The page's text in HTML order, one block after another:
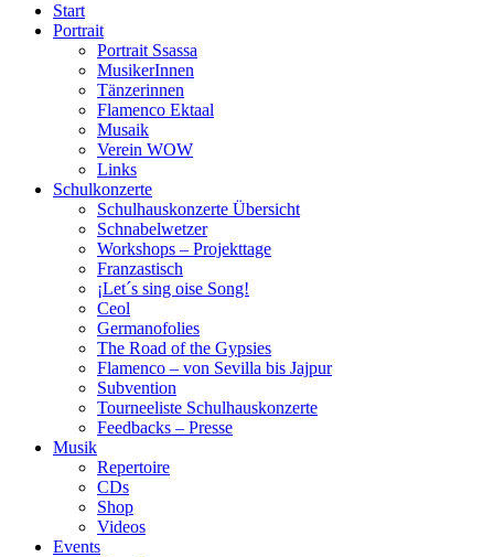
Start
Portrait
Portrait Ssassa
MusikerInnen
Tänzerinnen
Flamenco Ektaal
Musaik
Verein WOW
Links
Schulkonzerte
Schulhauskonzerte Übersicht
Schnabelwetzer
Workshops – Projekttage
Franzastisch
¡Let´s sing oise Song!
Ceol
Germanofolies
The Road of the Gypsies
Flamenco – von Sevilla bis Jajpur
Subvention
Tourneeliste Schulhauskonzerte
Feedbacks – Presse
Musik
Repertoire
CDs
Shop
Videos
Events